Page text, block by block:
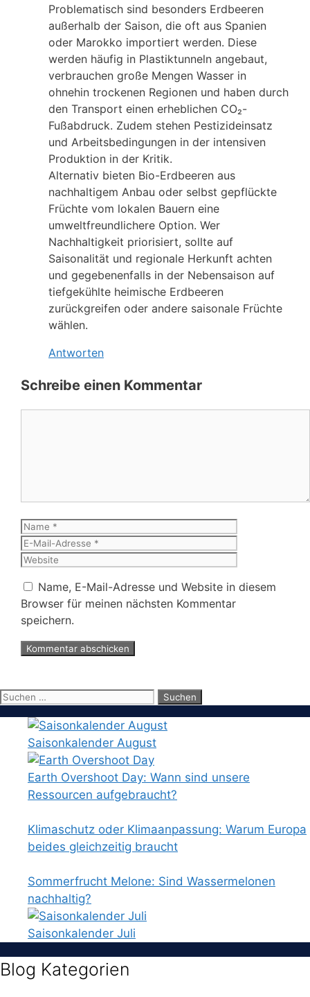
Problematisch sind besonders Erdbeeren
außerhalb der Saison, die oft aus Spanien
oder Marokko importiert werden. Diese
werden häufig in Plastiktunneln angebaut,
verbrauchen große Mengen Wasser in
ohnehin trockenen Regionen und haben durch
den Transport einen erheblichen CO₂-
Fußabdruck. Zudem stehen Pestizideinsatz
und Arbeitsbedingungen in der intensiven
Produktion in der Kritik.
Alternativ bieten Bio-Erdbeeren aus
nachhaltigem Anbau oder selbst gepflückte
Früchte vom lokalen Bauern eine
umweltfreundlichere Option. Wer
Nachhaltigkeit priorisiert, sollte auf
Saisonalität und regionale Herkunft achten
und gegebenenfalls in der Nebensaison auf
tiefgekühlte heimische Erdbeeren
zurückgreifen oder andere saisonale Früchte
wählen.
Antworten
Schreibe einen Kommentar
Name
Name, E-Mail-Adresse und Website in diesem
Browser für meinen nächsten Kommentar
speichern.
Suchen
Saisonkalender August
Earth Overshoot Day: Wann sind unsere
Ressourcen aufgebraucht?
Klimaschutz oder Klimaanpassung: Warum Europa
beides gleichzeitig braucht
Sommerfrucht Melone: Sind Wassermelonen
nachhaltig?
Saisonkalender Juli
Blog Kategorien